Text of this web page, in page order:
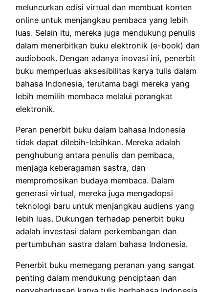
meluncurkan edisi virtual dan membuat konten
online untuk menjangkau pembaca yang lebih
luas. Selain itu, mereka juga mendukung penulis
dalam menerbitkan buku elektronik (e-book) dan
audiobook. Dengan adanya inovasi ini, penerbit
buku memperluas aksesibilitas karya tulis dalam
bahasa Indonesia, terutama bagi mereka yang
lebih memilih membaca melalui perangkat
elektronik.
Peran penerbit buku dalam bahasa Indonesia
tidak dapat dilebih-lebihkan. Mereka adalah
penghubung antara penulis dan pembaca,
menjaga keberagaman sastra, dan
mempromosikan budaya membaca. Dalam
generasi virtual, mereka juga mengadopsi
teknologi baru untuk menjangkau audiens yang
lebih luas. Dukungan terhadap penerbit buku
adalah investasi dalam perkembangan dan
pertumbuhan sastra dalam bahasa Indonesia.
Penerbit buku memegang peranan yang sangat
penting dalam mendukung penciptaan dan